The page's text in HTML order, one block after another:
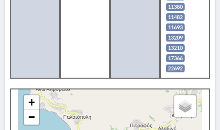
11380
11482
11693
13209
13210
17366
22692
+
−